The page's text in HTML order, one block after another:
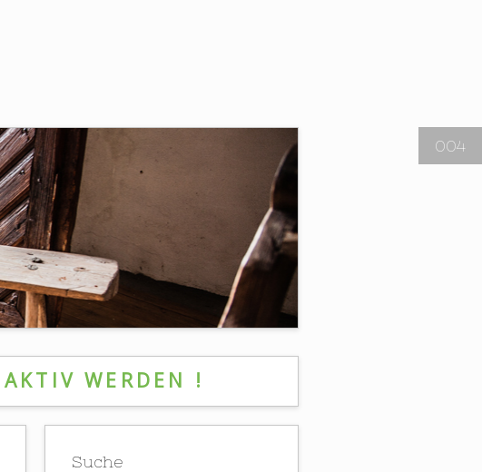
004
AKTIV WERDEN !
Suche